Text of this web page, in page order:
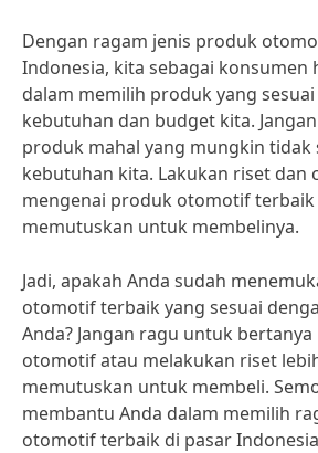
Dengan ragam jenis produk
Indonesia, kita sebagai konsumen
dalam memilih produk yang
kebutuhan dan budget kita.
produk mahal yang mungkin tidak
kebutuhan kita. Lakukan riset dan
mengenai produk otomotif terbaik
memutuskan untuk membelinya.
Jadi, apakah Anda sudah
otomotif terbaik yang sesuai
Anda? Jangan ragu untuk
otomotif atau melakukan riset
memutuskan untuk membeli.
membantu Anda dalam memilih
otomotif terbaik di pasar